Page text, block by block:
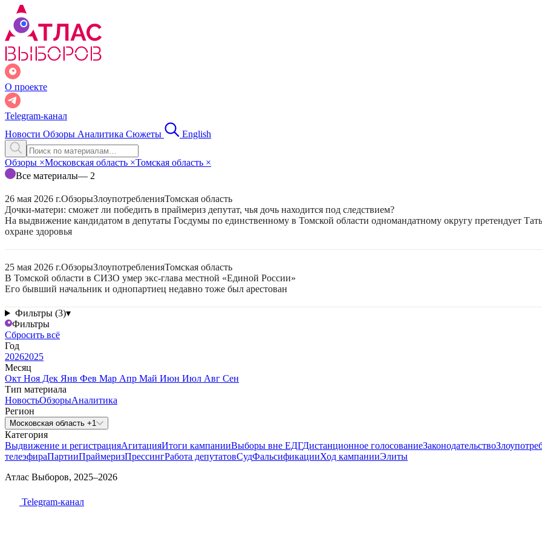
О проекте
Telegram-канал
Новости Обзоры Аналитика Сюжеты English
Обзоры ×Московская область ×Томская область ×
Все материалы— 2
26 мая 2026 г.ОбзорыЗлоупотребленияТомская область
Дочки-матери: сможет ли победить в праймериз депутат, чья дочь находится под следствием?
На выдвижение кандидатом в депутаты Госдумы по единственному в Томской области одномандатному округу претендует
охране здоровья
25 мая 2026 г.ОбзорыЗлоупотребленияТомская область
В Томской области в СИЗО умер экс-глава местной «Единой России»
Его бывший начальник и однопартиец недавно тоже был арестован
Фильтры (3)▾
Фильтры
Сбросить всё
Год
20262025
Месяц
Окт Ноя Дек Янв Фев Мар Апр Май Июн Июл Авг Сен
Тип материала
НовостьОбзорыАналитика
Регион
Московская область +1
Категория
Выдвижение и регистрацияАгитацияИтоги кампанииВыборы вне ЕДГДистанционное голосованиеЗаконодательство
телеэфираПартииПраймеризПрессингРабота депутатовСудФальсификацииХод кампанииЭлиты
Атлас Выборов, 2025–2026
Telegram-канал